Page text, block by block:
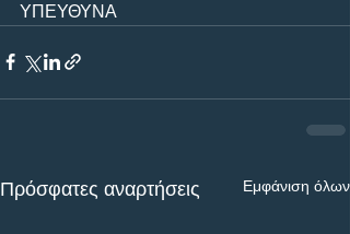
ΥΠΕΥΘΥΝΑ
Πρόσφατες αναρτήσεις Εμφάνιση όλων